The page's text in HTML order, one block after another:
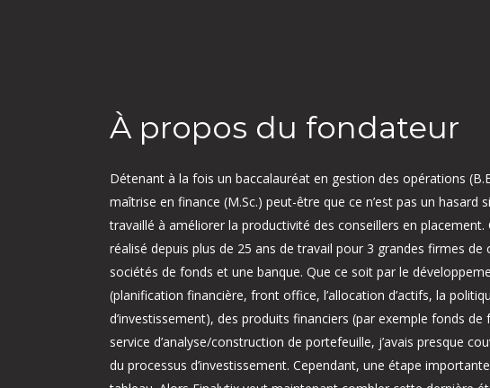
À propos du fondateur
Détenant à la fois un baccalauréat en gestion des opérations
maîtrise en finance (M.Sc.) peut-être que ce n’est pas un hasard
travaillé à améliorer la productivité des conseillers en placement.
réalisé depuis plus de 25 ans de travail pour 3 grandes firmes de
sociétés de fonds et une banque. Que ce soit par le
(planification financière, front office, l’allocation d’actifs, la
d’investissement), des produits financiers (par exemple fonds de
service d’analyse/construction de portefeuille, j’avais presque
du processus d’investissement. Cependant, une étape